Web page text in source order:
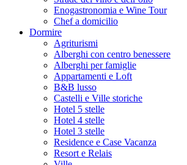
Enogastronomia e Wine Tour
Chef a domicilio
Dormire
Agriturismi
Alberghi con centro benessere
Alberghi per famiglie
Appartamenti e Loft
B&B lusso
Castelli e Ville storiche
Hotel 5 stelle
Hotel 4 stelle
Hotel 3 stelle
Residence e Case Vacanza
Resort e Relais